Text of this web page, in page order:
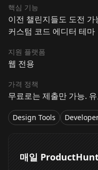
핵심 기능
이전 챌린지들도 도전
커스텀 코드 에디터 테마
지원 플랫폼
웹 전용
가격 정책
무료로는 제출만 가능.
Design Tools
매일